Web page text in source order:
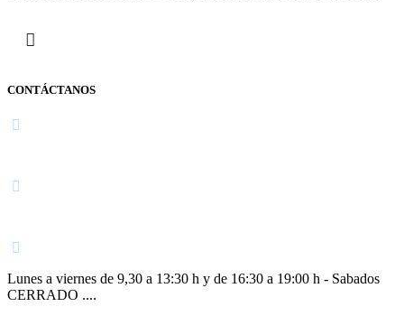
CONTÁCTANOS
Lunes a viernes de 9,30 a 13:30 h y de 16:30 a 19:00 h - Sabados
CERRADO ....